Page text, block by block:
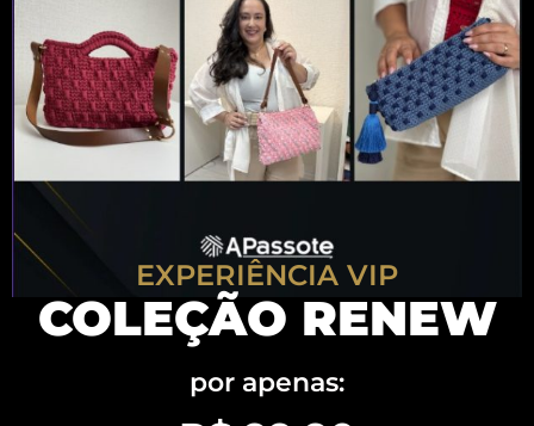
EXPERIÊNCIA VIP
COLEÇÃO RENEW
por apenas: